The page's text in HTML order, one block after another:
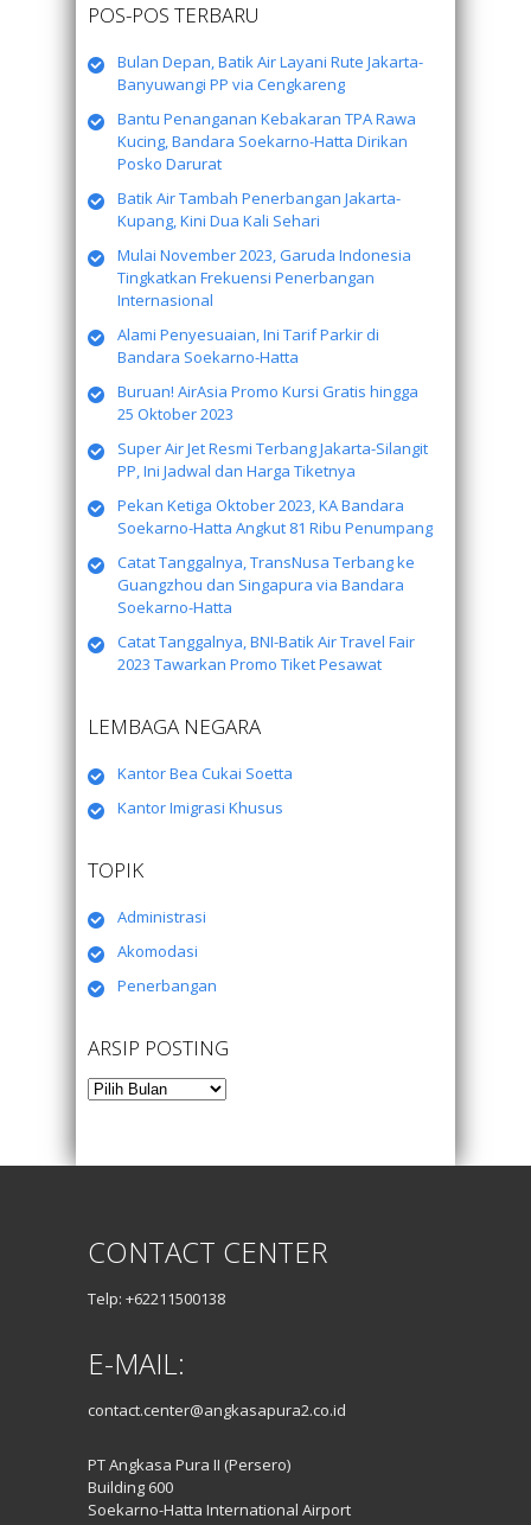
POS-POS TERBARU
Bulan Depan, Batik Air Layani Rute Jakarta-
Banyuwangi PP via Cengkareng
Bantu Penanganan Kebakaran TPA Rawa
Kucing, Bandara Soekarno-Hatta Dirikan
Posko Darurat
Batik Air Tambah Penerbangan Jakarta-
Kupang, Kini Dua Kali Sehari
Mulai November 2023, Garuda Indonesia
Tingkatkan Frekuensi Penerbangan
Internasional
Alami Penyesuaian, Ini Tarif Parkir di
Bandara Soekarno-Hatta
Buruan! AirAsia Promo Kursi Gratis hingga
25 Oktober 2023
Super Air Jet Resmi Terbang Jakarta-Silangit
PP, Ini Jadwal dan Harga Tiketnya
Pekan Ketiga Oktober 2023, KA Bandara
Soekarno-Hatta Angkut 81 Ribu Penumpang
Catat Tanggalnya, TransNusa Terbang ke
Guangzhou dan Singapura via Bandara
Soekarno-Hatta
Catat Tanggalnya, BNI-Batik Air Travel Fair
2023 Tawarkan Promo Tiket Pesawat
LEMBAGA NEGARA
Kantor Bea Cukai Soetta
Kantor Imigrasi Khusus
TOPIK
Administrasi
Akomodasi
Penerbangan
ARSIP POSTING
Arsip
Posting
CONTACT CENTER
Telp: +62211500138
E-MAIL:
contact.center@angkasapura2.co.id
PT Angkasa Pura II (Persero)
Building 600
Soekarno-Hatta International Airport